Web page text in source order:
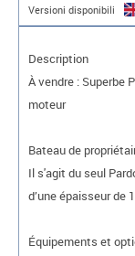
Versioni disponibili
Description
À vendre : Superbe
moteur
Bateau de
Il s'agit du seul
d’une épaisseur de
Équipements et